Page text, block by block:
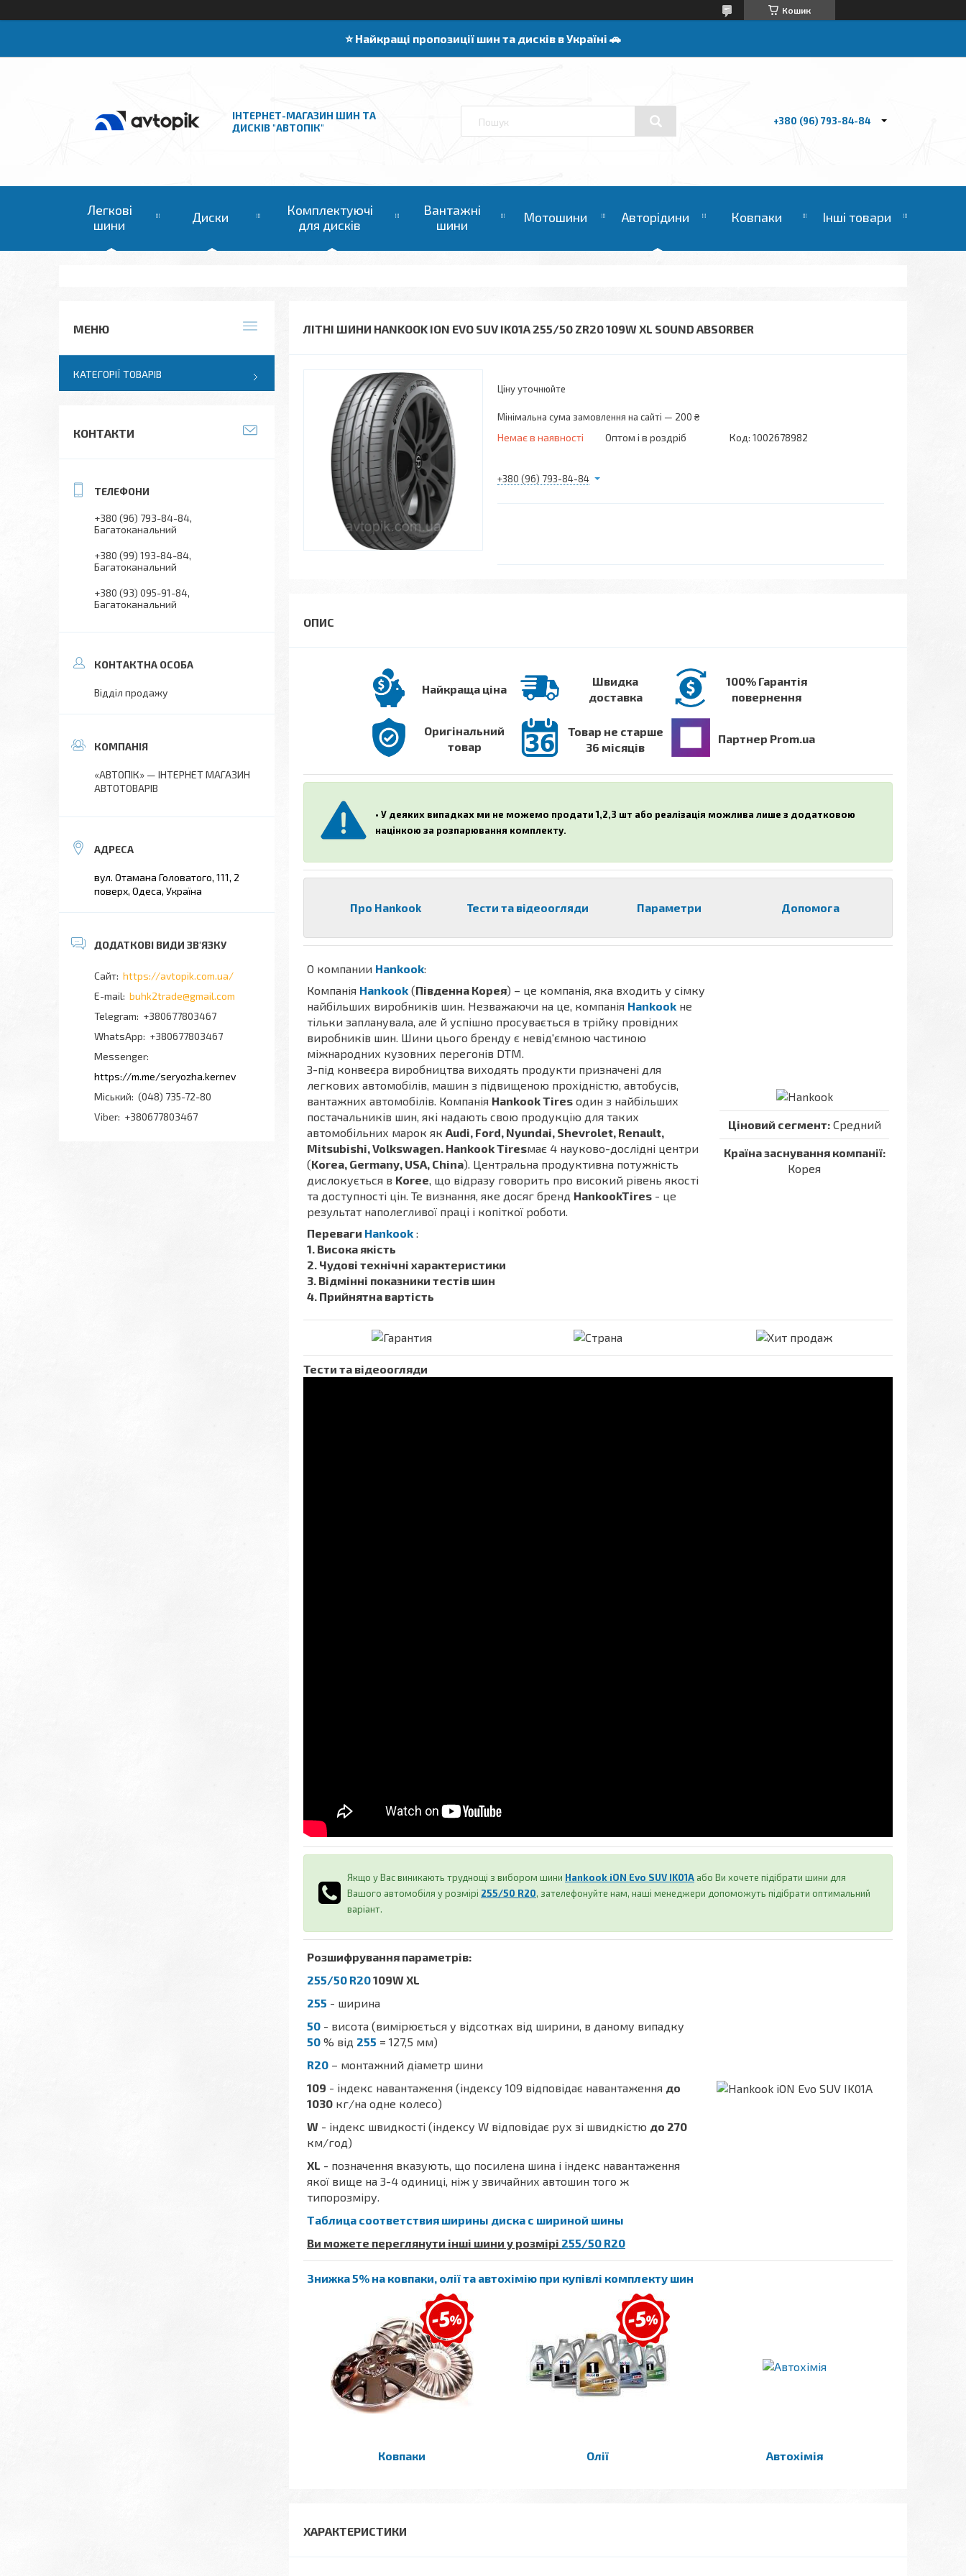
Кошик
⭐️ Найкращі пропозиції шин та дисків в Україні 🚗
ІНТЕРНЕТ-МАГАЗИН ШИН ТА
ДИСКІВ "АВТОПІК"
+380 (96) 793-84-84
Легкові
шини
Диски
Комплектуючі
для дисків
Вантажні
шини
Мотошини Авторідини Ковпаки Інші товари
ЛІТНІ ШИНИ HANKOOK ION EVO SUV IK01A 255/50 ZR20 109W XL SOUND ABSORBER
Ціну уточнюйте
Мінімальна сума замовлення на сайті — 200 ₴
Немає в наявності Оптом і в роздріб Код: 1002678982
+380 (96) 793-84-84
Найкраща ціна
Швидка
доставка
100% Гарантія
повернення
Оригінальний
товар
Товар не старше
36 місяців
Партнер Prom.ua
• У деяких випадках ми не можемо продати 1,2,3 шт або реалізація можлива лише з додатковою
націнкою за розпарювання комплекту.
Про Hankook Тести та відеоогляди Параметри Допомога
О компании Hankook:
Компанія Hankook (Південна Корея) – це компанія, яка входить у сімку
найбільших виробників шин. Незважаючи на це, компанія Hankook не
тільки запланувала, але й успішно просувається в трійку провідних
виробників шин. Шини цього бренду є невід'ємною частиною
міжнародних кузовних перегонів DTM.
З-під конвеєра виробництва виходять продукти призначені для
легкових автомобілів, машин з підвищеною прохідністю, автобусів,
вантажних автомобілів. Компанія Нankook Tires один з найбільших
постачальників шин, які надають свою продукцію для таких
автомобільних марок як Audi, Ford, Nyundai, Shevrolet, Renault,
Mitsubishi, Volkswagen. Hankook Tiresмає 4 науково-дослідні центри
(Korea, Germany, USA, China). Центральна продуктивна потужність
дислокується в Koree, що відразу говорить про високий рівень якості
та доступності цін. Те визнання, яке досяг бренд НankookTires - це
результат наполегливої ​​праці і копіткої роботи.
Переваги Hankook :
1. Висока якість
2. Чудові технічні характеристики
3. Відмінні показники тестів шин
4. Прийнятна вартість
Ціновий сегмент:Средний
Країна заснування компанії:
Корея
Тести та відеоогляди
Якщо у Вас виникають труднощі з вибором шини Hankook iON Evo SUV IK01Aабо Ви хочете підібрати шини для
Вашого автомобіля у розмірі 255/50 R20, зателефонуйте нам, наші менеджери допоможуть підібрати оптимальний
варіант.
Розшифрування параметрів:
255/50 R20109W XL
255 - ширина
50 - висота (вимірюється у відсотках від ширини, в даному випадку
50 % від 255 = 127,5 мм)
R20 – монтажний діаметр шини
109 - індекс навантаження (індексу 109 відповідає навантаження до
1030 кг/на одне колесо)
W - індекс швидкості (індексу W відповідає рух зі швидкістю до 270
км/год)
XL - позначення вказують, що посилена шина і індекс навантаження
якої вище на 3-4 одиниці, ніж у звичайних автошин того ж
типорозміру.
Таблица соответствия ширины диска с шириной шины
Ви можете переглянути інші шини у розмірі 255/50 R20
Знижка 5% на ковпаки, олії та автохімію при купівлі комплекту шин
Ковпаки Олії Автохімія
ХАРАКТЕРИСТИКИ
КАТЕГОРІЇ ТОВАРІВ
КОНТАКТИ
+380 (96) 793-84-84
Багатоканальний
+380 (99) 193-84-84
Багатоканальний
+380 (93) 095-91-84
Багатоканальний
Відділ продажу
«АВТОПІК» — ІНТЕРНЕТ МАГАЗИН
АВТОТОВАРІВ
вул. Отамана Головатого, 111, 2
поверх, Одеса, Україна
https://avtopik.com.ua/
buhk2trade@gmail.com
+380677803467
+380677803467
Messenger
https://m.me/seryozha.kernev
Міський (048) 735-72-80
Viber +380677803467